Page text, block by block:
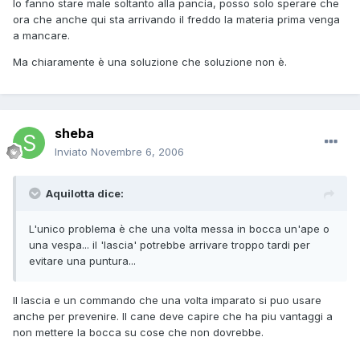
lo fanno stare male soltanto alla pancia, posso solo sperare che
ora che anche qui sta arrivando il freddo la materia prima venga
a mancare.
Ma chiaramente è una soluzione che soluzione non è.
sheba
Inviato Novembre 6, 2006
Aquilotta dice:
L'unico problema è che una volta messa in bocca un'ape o
una vespa... il 'lascia' potrebbe arrivare troppo tardi per
evitare una puntura...
Il lascia e un commando che una volta imparato si puo usare
anche per prevenire. Il cane deve capire che ha piu vantaggi a
non mettere la bocca su cose che non dovrebbe.